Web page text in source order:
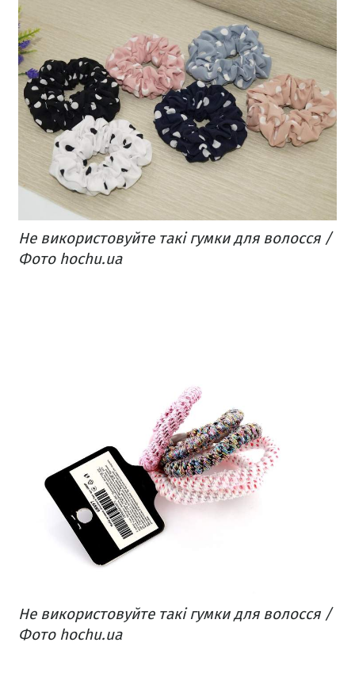
Не використовуйте такі гумки для волосся /
Фото hochu.ua
Не використовуйте такі гумки для волосся /
Фото hochu.ua